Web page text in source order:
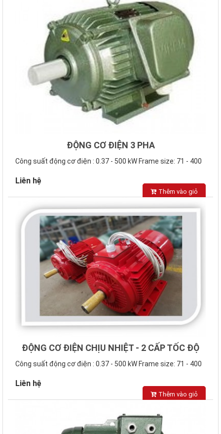
ĐỘNG CƠ ĐIỆN 3 PHA
Công suất động cơ điện : 0.37 - 500 kW Frame size: 71 - 400
Liên hệ
Thêm vào giỏ
ĐỘNG CƠ ĐIỆN CHỊU NHIỆT - 2 CẤP TỐC ĐỘ
Công suất động cơ điện : 0.37 - 500 kW Frame size: 71 - 400
Liên hệ
Thêm vào giỏ